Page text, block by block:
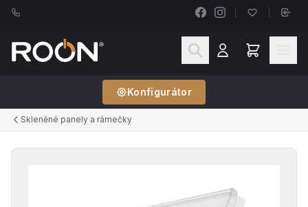
Konfigurátor
Skleněné panely a rámečky